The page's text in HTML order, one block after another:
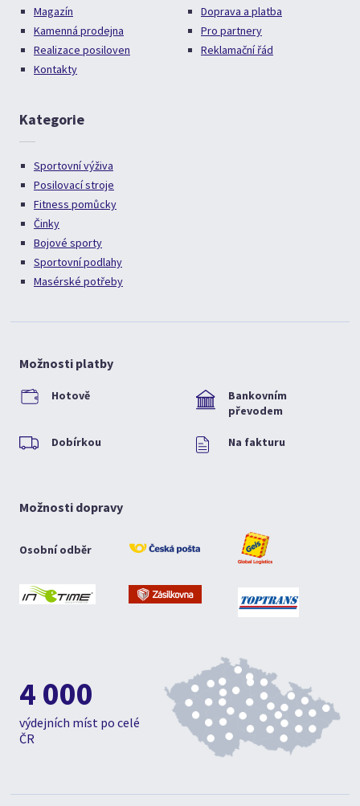
Magazín
Kamenná prodejna
Realizace posiloven
Kontakty
Doprava a platba
Pro partnery
Reklamační řád
Kategorie
Sportovní výživa
Posilovací stroje
Fitness pomůcky
Činky
Bojové sporty
Sportovní podlahy
Masérské potřeby
Možnosti platby
Hotově
Bankovním
převodem
Dobírkou Na fakturu
Možnosti dopravy
Osobní odběr
4 000
výdejních míst po celé
ČR